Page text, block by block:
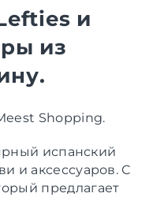
и
из
Shopping.
испанский
и аксессуаров. С
предлагает